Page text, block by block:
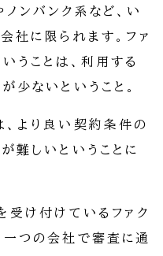
ンバンク系など、い
社に限られます。ファ
うことは、利用する
少ないということ。
より良い契約条件の
難しいということに
受け付けているファク
一つの会社で審査に通